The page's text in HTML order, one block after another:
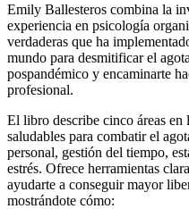
Emily Ballesteros combina la
experiencia en psicología
verdaderas que ha
mundo para desmitificar el
pospandémico y encaminarte
profesional.
El libro describe cinco áreas en
saludables para combatir el
personal, gestión del tiempo,
estrés. Ofrece herramientas
ayudarte a conseguir mayor
mostrándote cómo: